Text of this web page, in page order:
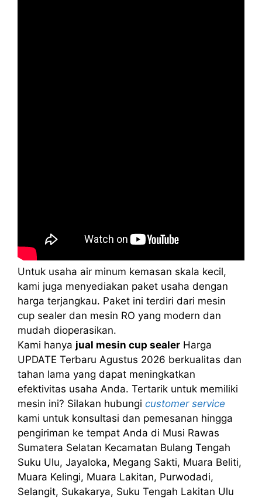
Untuk usaha air minum kemasan skala kecil,
kami juga menyediakan paket usaha dengan
harga terjangkau. Paket ini terdiri dari mesin
cup sealer dan mesin RO yang modern dan
mudah dioperasikan.
Kami hanya jual mesin cup sealer Harga
UPDATE Terbaru Agustus 2026 berkualitas dan
tahan lama yang dapat meningkatkan
efektivitas usaha Anda. Tertarik untuk memiliki
mesin ini? Silakan hubungi customer service
kami untuk konsultasi dan pemesanan hingga
pengiriman ke tempat Anda di Musi Rawas
Sumatera Selatan Kecamatan Bulang Tengah
Suku Ulu, Jayaloka, Megang Sakti, Muara Beliti,
Muara Kelingi, Muara Lakitan, Purwodadi,
Selangit, Sukakarya, Suku Tengah Lakitan Ulu